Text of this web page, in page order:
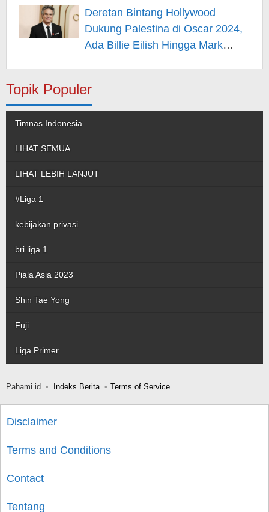
Hiburan
Deretan Bintang Hollywood
Dukung Palestina di Oscar 2024,
Ada Billie Eilish Hingga Mark
Topik Populer
Timnas Indonesia
LIHAT SEMUA
LIHAT LEBIH LANJUT
#Liga 1
kebijakan privasi
bri liga 1
Piala Asia 2023
Shin Tae Yong
Fuji
Liga Primer
Pahami.id Indeks Berita Terms of Service
Disclaimer
Terms and Conditions
Contact
Tentang